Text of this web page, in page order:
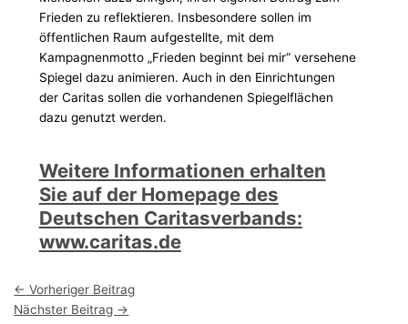
Frieden zu reflektieren. Insbesondere sollen im
öffentlichen Raum aufgestellte, mit dem
Kampagnenmotto „Frieden beginnt bei mir“ versehene
Spiegel dazu animieren. Auch in den Einrichtungen
der Caritas sollen die vorhandenen Spiegelflächen
dazu genutzt werden.
Weitere Informationen erhalten
Sie auf der Homepage des
Deutschen Caritasverbands:
www.caritas.de
← Vorheriger Beitrag
Nächster Beitrag →